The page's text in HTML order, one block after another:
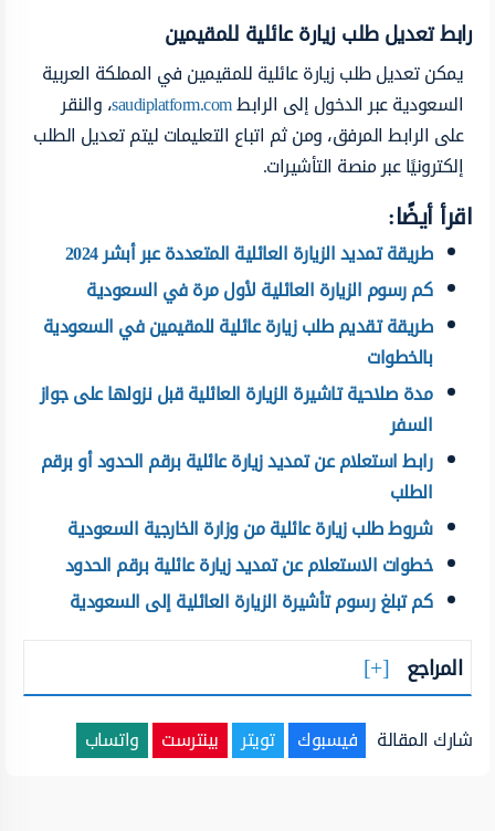
رابط تعديل طلب زيارة عائلية للمقيمين
يمكن تعديل طلب زيارة عائلية للمقيمين في المملكة العربية
السعودية عبر الدخول إلى الرابطsaudiplatform.com، والنقر
على الرابط المرفق، ومن ثم اتباع التعليمات ليتم تعديل الطلب
إلكترونيًا عبر منصة التأشيرات.
اقرأ أيضًا:
طريقة تمديد الزيارة العائلية المتعددة عبر أبشر 2024
كم رسوم الزيارة العائلية لأول مرة في السعودية
طريقة تقديم طلب زيارة عائلية للمقيمين في السعودية
بالخطوات
مدة صلاحية تاشيرة الزيارة العائلية قبل نزولها على جواز
السفر
رابط استعلام عن تمديد زيارة عائلية برقم الحدود أو برقم
الطلب
شروط طلب زيارة عائلية من وزارة الخارجية السعودية
خطوات الاستعلام عن تمديد زيارة عائلية برقم الحدود
كم تبلغ رسوم تأشيرة الزيارة العائلية إلى السعودية
المراجع
شارك المقالة فيسبوك تويتر بينترست واتساب